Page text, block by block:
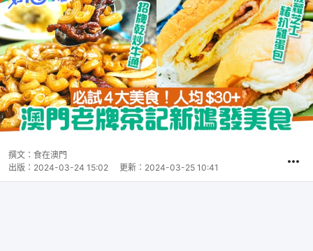
撰文： 食在澳門
出版： 2024-03-24 15:02 更新： 2024-03-25 10:41